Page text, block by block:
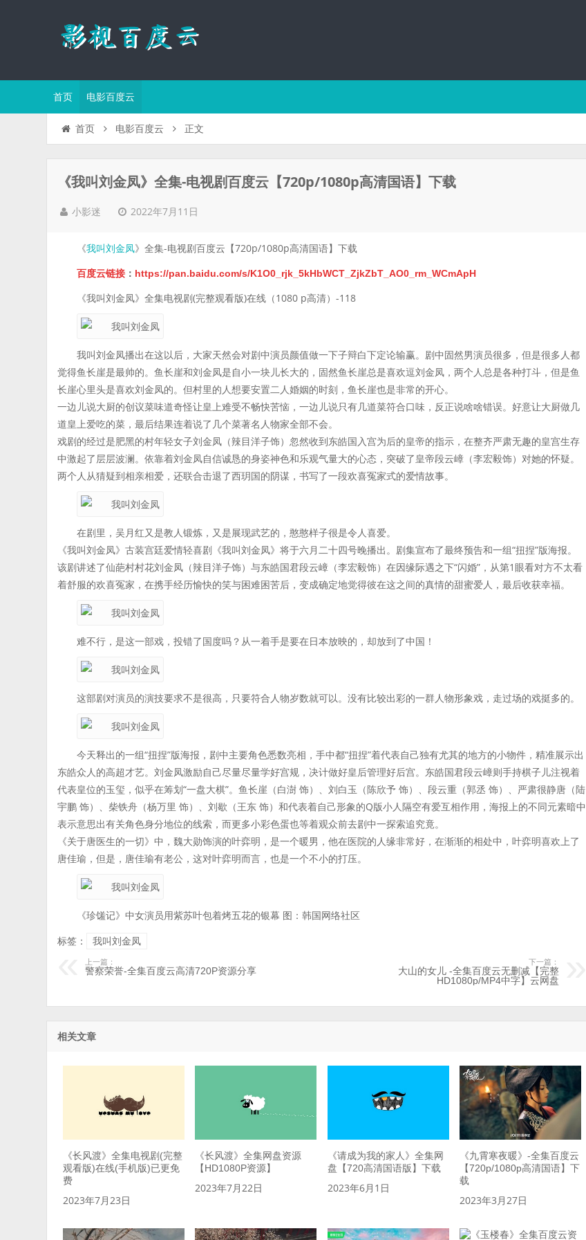
首页 电影百度云
首页 电影百度云 正文
《我叫刘金凤》全集-电视剧百度云【720p/1080p高清国语】下载
小影迷 2022年7月11日
《我叫刘金凤》全集-电视剧百度云【720p/1080p高清国语】下载
百度云链接 ： https://pan.baidu.com/s/K1O0_rjk_5kHbWCT_ZjkZbT_AO0_rm_WCmApH
《我叫刘金凤》全集电视剧(完整观看版)在线（1080 p高清）-118
我叫刘金凤播出在这以后，大家天然会对剧中演员颜值做一下子辩白下定论输赢。剧中固然男演员很多，但是很多人都
觉得鱼长崖是最帅的。鱼长崖和刘金凤是自小一块儿长大的，固然鱼长崖总是喜欢逗刘金凤，两个人总是各种打斗，但是鱼
长崖心里头是喜欢刘金凤的。但村里的人想要安置二人婚姻的时刻，鱼长崖也是非常的开心。
一边儿说大厨的创议菜味道奇怪让皇上难受不畅快苦恼，一边儿说只有几道菜符合口味，反正说啥啥错误。好意让大厨做几
道皇上爱吃的菜，最后结果连着说了几个菜著名人物家全部不会。
戏剧的经过是肥黑的村年轻女子刘金凤（辣目洋子饰）忽然收到东皓国入宫为后的皇帝的指示，在整齐严肃无趣的皇宫生存
中激起了层层波澜。依靠着刘金凤自信诚恳的身姿神色和乐观气量大的心态，突破了皇帝段云嶂（李宏毅饰）对她的怀疑。
两个人从猜疑到相亲相爱，还联合击退了西玥国的阴谋，书写了一段欢喜冤家式的爱情故事。
在剧里，吴月红又是教人锻炼，又是展现武艺的，憨憨样子很是令人喜爱。
《我叫刘金凤》古装宫廷爱情轻喜剧《我叫刘金凤》将于六月二十四号晚播出。剧集宣布了最终预告和一组“扭捏”版海报。
该剧讲述了仙葩村村花刘金凤（辣目洋子饰）与东皓国君段云嶂（李宏毅饰）在因缘际遇之下“闪婚”，从第1眼看对方不太看
着舒服的欢喜冤家，在携手经历愉快的笑与困难困苦后，变成确定地觉得彼在这之间的真情的甜蜜爱人，最后收获幸福。
难不行，是这一部戏，投错了国度吗？从一着手是要在日本放映的，却放到了中国！
这部剧对演员的演技要求不是很高，只要符合人物岁数就可以。没有比较出彩的一群人物形象戏，走过场的戏挺多的。
今天释出的一组“扭捏”版海报，剧中主要角色悉数亮相，手中都“扭捏”着代表自己独有尤其的地方的小物件，精准展示出
东皓众人的高超才艺。刘金凤激励自己尽量尽量学好宫规，决计做好皇后管理好后宫。东皓国君段云嶂则手持棋子儿注视着
代表皇位的玉玺，似乎在筹划“一盘大棋”。鱼长崖（白澍 饰）、刘白玉（陈欣予 饰）、段云重（郭丞 饰）、严肃很静唐（陆
宇鹏 饰）、柴铁舟（杨万里 饰）、刘歇（王东 饰）和代表着自己形象的Q版小人隔空有爱互相作用，海报上的不同元素暗中
表示意思出有关角色身分地位的线索，而更多小彩色蛋也等着观众前去剧中一探索追究竟。
《关于唐医生的一切》中，魏大勋饰演的叶弈明，是一个暖男，他在医院的人缘非常好，在渐渐的相处中，叶弈明喜欢上了
唐佳瑜，但是，唐佳瑜有老公，这对叶弈明而言，也是一个不小的打压。
《珍馐记》中女演员用紫苏叶包着烤五花的银幕 图：韩国网络社区
标签：
我叫刘金凤
上一篇：
警察荣誉-全集百度云高清720P资源分享
下一篇：
大山的女儿 -全集百度云无删减【完整
HD1080p/MP4中字】云网盘
相关文章
《长风渡》全集电视剧(完整
观看版)在线(手机版)已更免
费
2023年7月23日
《长风渡》全集网盘资源
【HD1080P资源】
2023年7月22日
《请成为我的家人》全集网
盘【720高清国语版】下载
2023年6月1日
《九霄寒夜暖》-全集百度云
【720p/1080p高清国语】下
载
2023年3月27日